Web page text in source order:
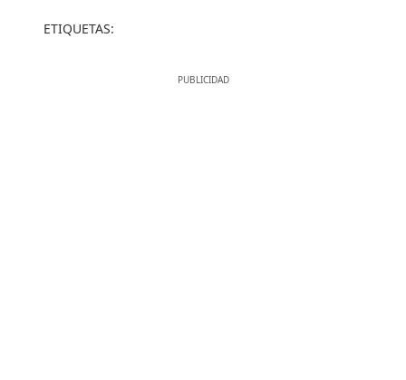
ETIQUETAS: